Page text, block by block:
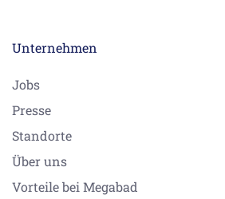
Unternehmen
Jobs
Presse
Standorte
Über uns
Vorteile bei Megabad